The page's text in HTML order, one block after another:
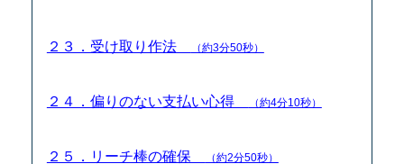
２３．受け取り作法 （約3分50秒）
２４．偏りのない支払い心得 （約4分10秒）
２５．リーチ棒の確保 （約2分50秒）